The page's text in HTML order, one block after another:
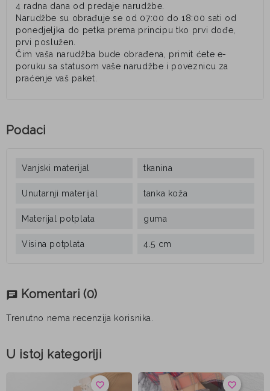
4 radna dana od predaje narudžbe.
Narudžbe su obrađuje se od 07:00 do 18:00 sati od
ponedjeljka do petka prema principu tko prvi dođe,
prvi poslužen.
Čim vaša narudžba bude obrađena, primit ćete e-
poruku sa statusom vaše narudžbe i poveznicu za
praćenje vaš paket.
Podaci
Vanjski materijal tkanina
Unutarnji materijal tanka koža
Materijal potplata guma
Visina potplata 4.5 cm
chat Komentari (0)
Trenutno nema recenzija korisnika.
U istoj kategoriji
favorite_border favorite_border